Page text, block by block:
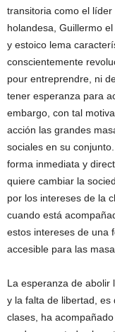
transitoria como el
holandesa, Guillermo
y estoico lema
conscientemente
pour entreprendre, ni
tener esperanza para
embargo, con tal
acción las grandes
sociales en su
forma inmediata y
quiere cambiar la
por los intereses de la
cuando está
estos intereses de una
accesible para las
La esperanza de abolir
y la falta de libertad, es
clases, ha